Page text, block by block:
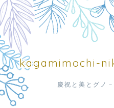
kagamimochi-
慶祝と美とグノ